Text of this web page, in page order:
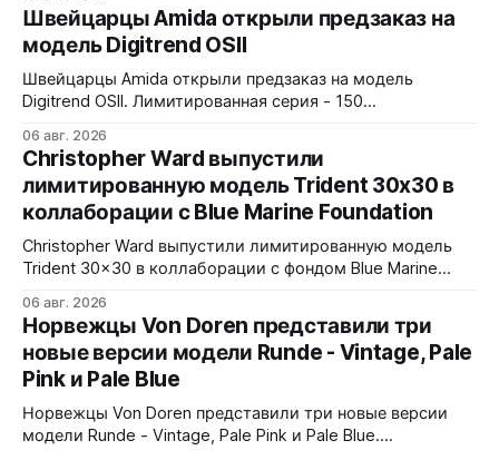
Ceramic, стрелки и индексы Gungrey. 40x12,4x47,75 мм.
Корпус и браслет - сталь 904L, опционально ремешок
X1 FKM Rubber. Сапфировое стекло спереди и сзади с
внутренним AR-покрытием. Безель двунаправленный на
72 клика.
Швейцарцы Amida открыли предзаказ на
модель Digitrend OSII
Швейцарцы Amida открыли предзаказ на модель
Digitrend OSII. Лимитированная серия - 150
Верхняя часть корпуса выполнена из цельного блока
сапфира с призмой, отображающей прыгающие часы и
бегущие минуты вертикально. Подсветка C1 X1 BL
Super-LumiNova на индексах - впервые в истории
06 авг. 2026
Christopher Ward выпустили
лимитированную модель Trident 30x30 в
коллаборации с Blue Marine Foundation
Christopher Ward выпустили лимитированную модель
Trident 30x30 в коллаборации с фондом Blue Marine
рисунок на циферблате имитирует морские приливы,
бирюзовый цвет и красная секундная стрелка отсылают
к окраске рыбы-попугая - символу кампании фонда
#FishForTomorrow. На задней крышке выгравирован
06 авг. 2026
Норвежцы Von Doren представили три
новые версии модели Runde - Vintage, Pale
Pink и Pale Blue
Норвежцы Von Doren представили три новые версии
модели Runde - Vintage, Pale Pink и Pale Blue.